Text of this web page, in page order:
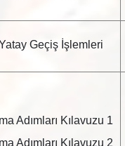
Geçiş İşlemleri
Adımları Kılavuzu 1
Adımları Kılavuzu 2